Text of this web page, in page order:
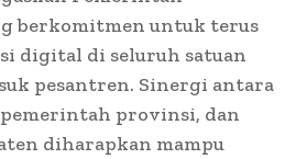
berkomitmen untuk terus
digital di seluruh satuan
pesantren. Sinergi antara
provinsi, dan
diharapkan mampu